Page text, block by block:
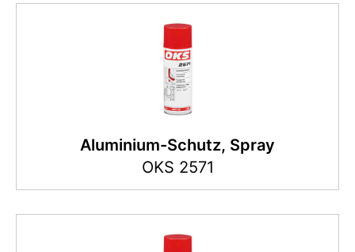
Aluminium-Schutz, Spray
OKS 2571